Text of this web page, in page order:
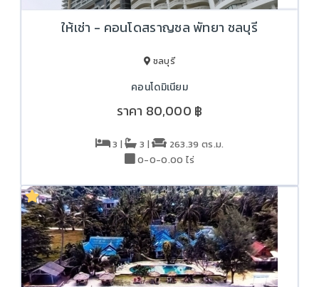
ให้เช่า - คอนโดสราญชล พัทยา ชลบุรี
ชลบุรี
คอนโดมิเนียม
ราคา 80,000 ฿
3 | 3 |
263.39 ตร.ม.
0-0-0.00 ไร่